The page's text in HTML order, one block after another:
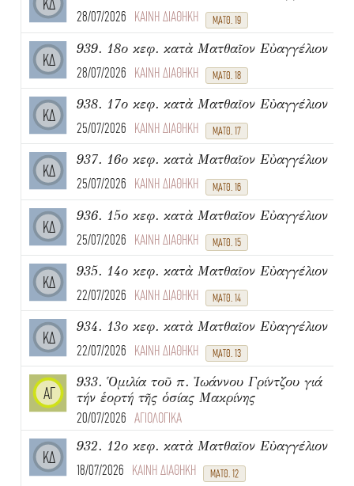
ΚΔ
28/07/2026 ΚΑΙΝΗ ΔΙΑΘΗΚΗ ΜΑΤΘ. 19
ΚΔ
939. 18ο κεφ. κατὰ Ματθαῖον Εὐαγγέλιον
28/07/2026 ΚΑΙΝΗ ΔΙΑΘΗΚΗ ΜΑΤΘ. 18
ΚΔ
938. 17ο κεφ. κατὰ Ματθαῖον Εὐαγγέλιον
25/07/2026 ΚΑΙΝΗ ΔΙΑΘΗΚΗ ΜΑΤΘ. 17
ΚΔ
937. 16ο κεφ. κατὰ Ματθαῖον Εὐαγγέλιον
25/07/2026 ΚΑΙΝΗ ΔΙΑΘΗΚΗ ΜΑΤΘ. 16
ΚΔ
936. 15ο κεφ. κατὰ Ματθαῖον Εὐαγγέλιον
25/07/2026 ΚΑΙΝΗ ΔΙΑΘΗΚΗ ΜΑΤΘ. 15
ΚΔ
935. 14ο κεφ. κατὰ Ματθαῖον Εὐαγγέλιον
22/07/2026 ΚΑΙΝΗ ΔΙΑΘΗΚΗ ΜΑΤΘ. 14
ΚΔ
934. 13ο κεφ. κατὰ Ματθαῖον Εὐαγγέλιον
22/07/2026 ΚΑΙΝΗ ΔΙΑΘΗΚΗ ΜΑΤΘ. 13
ΑΓ
933. Ὁμιλία τοῦ π. Ἰωάννου Γρίντζου γιά
τήν ἑορτή τῆς ὁσίας Μακρίνης
20/07/2026 ΑΓΙΟΛΟΓΙΚΑ
ΚΔ
932. 12ο κεφ. κατὰ Ματθαῖον Εὐαγγέλιον
18/07/2026 ΚΑΙΝΗ ΔΙΑΘΗΚΗ ΜΑΤΘ. 12